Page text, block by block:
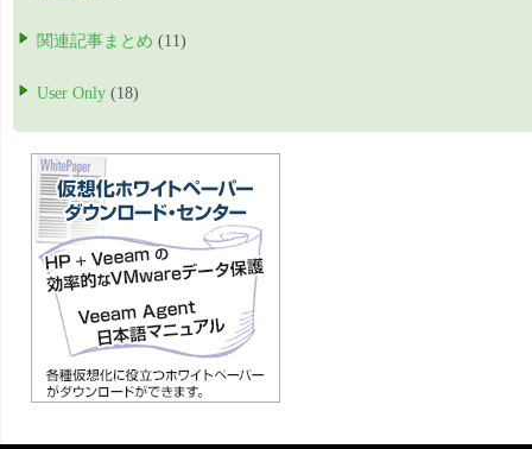
関連記事まとめ (11)
User Only (18)